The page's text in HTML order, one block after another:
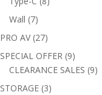
Wall 77
products
PRO AV 2727
products
SPECIAL OFFER 99
products
CLEARANCE SALES 99
STORAGE 33